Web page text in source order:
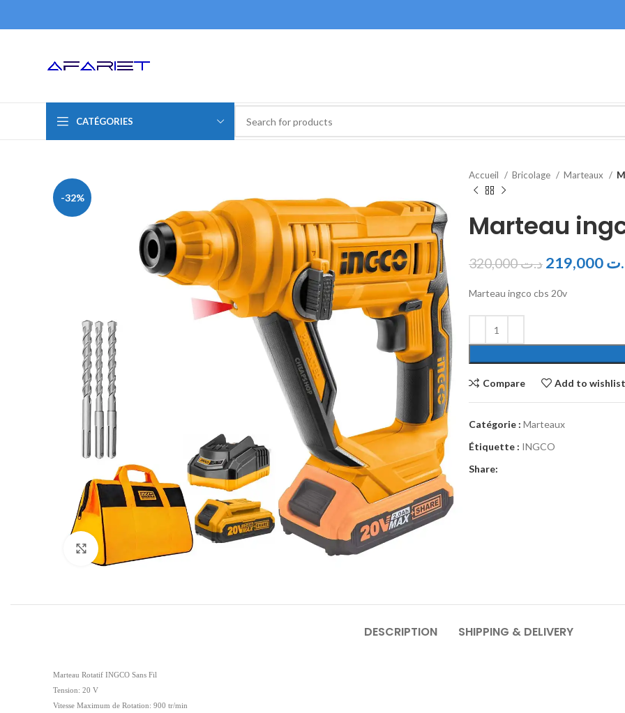
CATÉGORIES
-32%
Click to enlarge
Accueil Bricolage Marteaux
Marteau
د.ت320,000
Marteau ingco cbs 20v
Compare Add to wishlist
Catégorie : Marteaux
Étiquette : INGCO
Share:
DESCRIPTION SHIPPING & DELIVERY
Marteau Rotatif INGCO Sans Fil
Tension: 20 V
Vitesse Maximum de Rotation: 900 tr/min